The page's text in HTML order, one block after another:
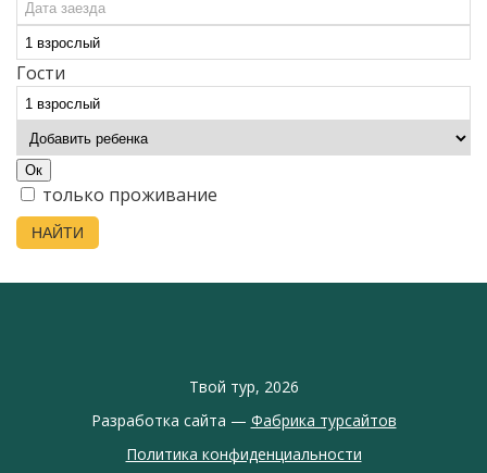
Гости
Ок
только проживание
НАЙТИ
Твой тур, 2026
Разработка сайта — Фабрика турсайтов
Политика конфиденциальности